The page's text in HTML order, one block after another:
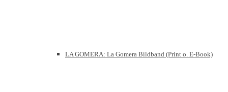
LA GOMERA: La Gomera Bildband (Print o. E-Book)